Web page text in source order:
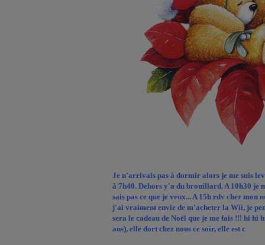
Je n'arrivais pas à dormir alors je me suis
à 7h40. Dehors y'a du brouillard. A 10h30 je
sais pas ce que je veux... A 15h rdv chez mon
j'ai vraiment envie de m'acheter la Wii, je
sera le cadeau de Noël que je me fais !!! hi hi
ans), elle dort chez nous ce soir, elle est c